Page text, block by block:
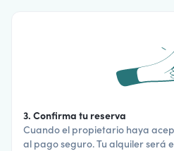
3. Confirma tu reserva
Cuando el propietario haya
al pago seguro. Tu alquiler será